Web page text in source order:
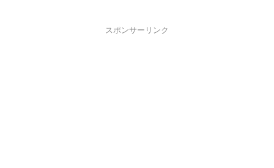
スポンサーリンク